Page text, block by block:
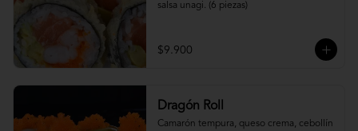
salsa unagi. (6 piezas)
$9.900
Dragón Roll
Camarón tempura, queso crema, cebollín